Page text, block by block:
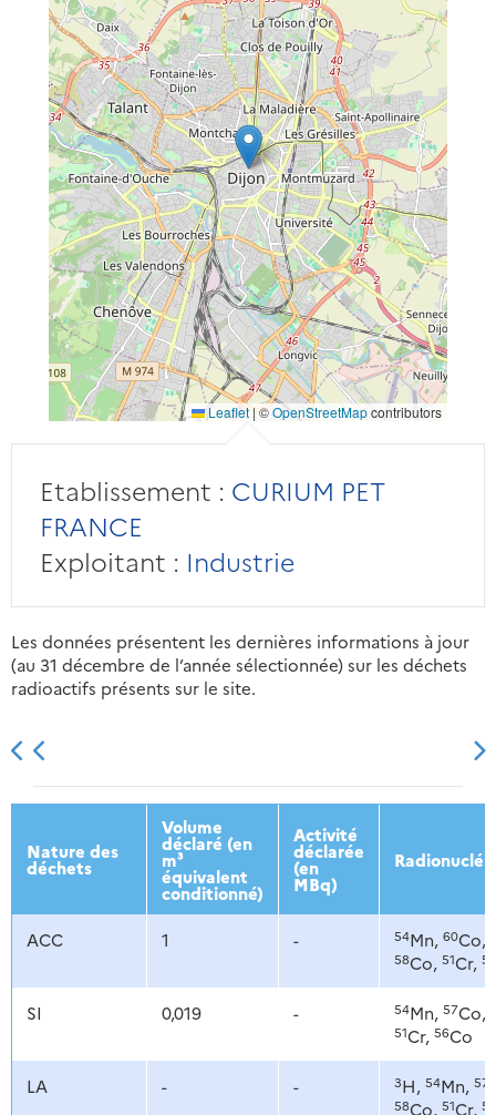
Leaflet|©OpenStreetMapcontributors
Etablissement : CURIUM PET
FRANCE
Exploitant : Industrie
Les données présentent les dernières informations à jour
(au 31 décembre de l’année sélectionnée) sur les déchets
radioactifs présents sur le site.
2013 2014 2015 2016
Nature des
déchets
Volume
déclaré (en
m³
équivalent
conditionné)
Activité
déclarée
(en
MBq)
ACC 1 - 54Mn, 60Co,
58Co, 51Cr, 56
SI 0,019 - 54Mn, 57Co,
51Cr, 56Co
LA - - 3H, 54Mn, 57
58Co, 51Cr, 56